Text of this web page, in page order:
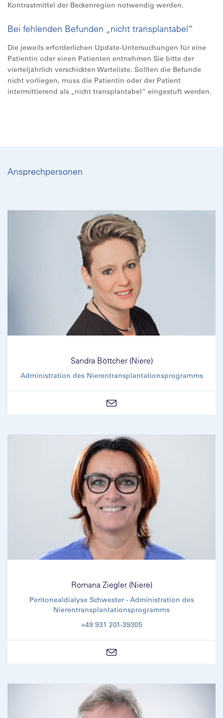
Kontrastmittel der Beckenregion notwendig werden.
Bei fehlenden Befunden „nicht transplantabel“
Die jeweils erforderlichen Update-Untersuchungen für eine
Patientin oder einen Patienten entnehmen Sie bitte der
vierteljährlich verschickten Warteliste. Sollten die Befunde
nicht vorliegen, muss die Patientin oder der Patient
intermittierend als „nicht transplantabel“ eingestuft werden.
Ansprechpersonen
Sandra Böttcher (Niere)
Administration des Nierentransplantationsprogramms
Romana Ziegler (Niere)
Peritonealdialyse Schwester - Administration des
Nierentransplantationsprogramms
+49 931 201-39305